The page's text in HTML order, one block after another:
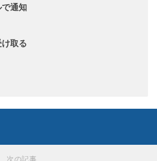
通知
取る
次の記事